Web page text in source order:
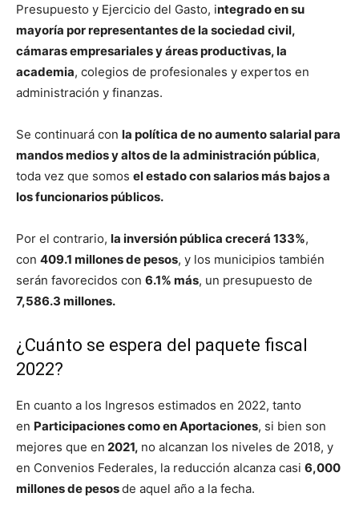
Presupuesto y Ejercicio del Gasto, integrado en su
mayoría por representantes de la sociedad civil,
cámaras empresariales y áreas productivas, la
academia, colegios de profesionales y expertos en
administración y finanzas.
Se continuará con la política de no aumento salarial para
mandos medios y altos de la administración pública,
toda vez que somos el estado con salarios más bajos a
los funcionarios públicos.
Por el contrario, la inversión pública crecerá 133%,
con 409.1 millones de pesos, y los municipios también
serán favorecidos con 6.1% más, un presupuesto de
7,586.3 millones.
¿Cuánto se espera del paquete fiscal
2022?
En cuanto a los Ingresos estimados en 2022, tanto
en Participaciones como en Aportaciones, si bien son
mejores que en 2021, no alcanzan los niveles de 2018, y
en Convenios Federales, la reducción alcanza casi 6,000
millones de pesosde aquel año a la fecha.